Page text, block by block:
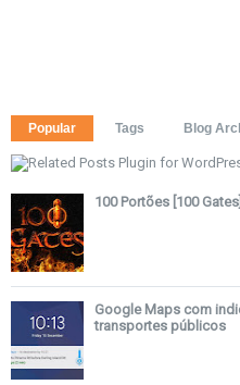
Popular Tags Blog
100 Portões [100 Gates]
Google Maps com
transportes públicos